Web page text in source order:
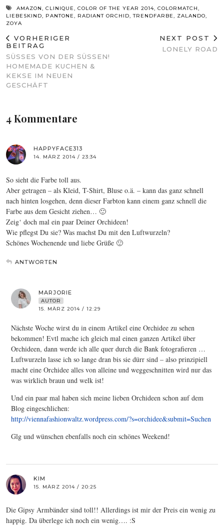
AMAZON, CLINIQUE, COLOR OF THE YEAR 2014, COLORMATCH,
LIEBESKIND, PANTONE, RADIANT ORCHID,TRENDFARBE, ZALANDO,
ZOYA
VORHERIGER
BEITRAG
SÜSSES VON DER SÜSSEN! HO
MEMADE KUCHEN & KE
KSE IM NEUEN GE
SCHÄFT
NEXT POST
LONELY ROAD
4 Kommentare
HAPPYFACE313
14. MÄRZ 2014 / 23:34
So sieht die Farbe toll aus.
Aber getragen – als Kleid, T-Shirt, Bluse o.ä. – kann das ganz schnell
nach hinten losgehen, denn dieser Farbton kann einem ganz schnell die
Farbe aus dem Gesicht ziehen… 🙂
Zeig‘ doch mal ein paar Deiner Orchideen!
Wie pflegst Du sie? Was machst Du mit den Luftwurzeln?
Schönes Wochenende und liebe Grüße 🙂
ANTWORTEN
MARJORIE
AUTOR
15. MÄRZ 2014 / 12:29
Nächste Woche wirst du in einem Artikel eine Orchidee zu sehen
bekommen! Evtl mache ich gleich mal einen ganzen Artikel über
Orchideen, dann werde ich alle quer durch die Bank fotografieren …
Luftwurzeln lasse ich so lange dran bis sie dürr sind – also prinzipiell
macht eine Orchidee alles von alleine und weggeschnitten wird nur das
was wirklich braun und welk ist!
Und ein paar mal haben sich meine lieben Orchideen schon auf dem
Blog eingeschlichen:
http://viennafashionwaltz.wordpress.com/?s=orchidee&submit=Suchen
Glg und wünschen ebenfalls noch ein schönes Weekend!
KIM
15. MÄRZ 2014 / 20:25
Die Gipsy Armbänder sind toll!! Allerdings ist mir der Preis ein wenig zu
happig. Da überlege ich noch ein wenig…. :S